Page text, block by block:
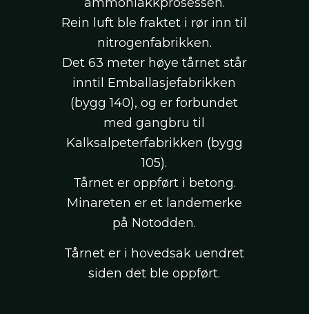
Rein luft ble fraktet i rør inn til
nitrogenfabrikken.
Det 63 meter høye tårnet står
inntil Emballasjefabrikken
(bygg 140), og er forbundet
med gangbru til
Kalksalpeterfabrikken (bygg
105).
Tårnet er oppført i betong.
Minareten er et landemerke
på Notodden.
Tårnet er i hovedsak uendret
siden det ble oppført.